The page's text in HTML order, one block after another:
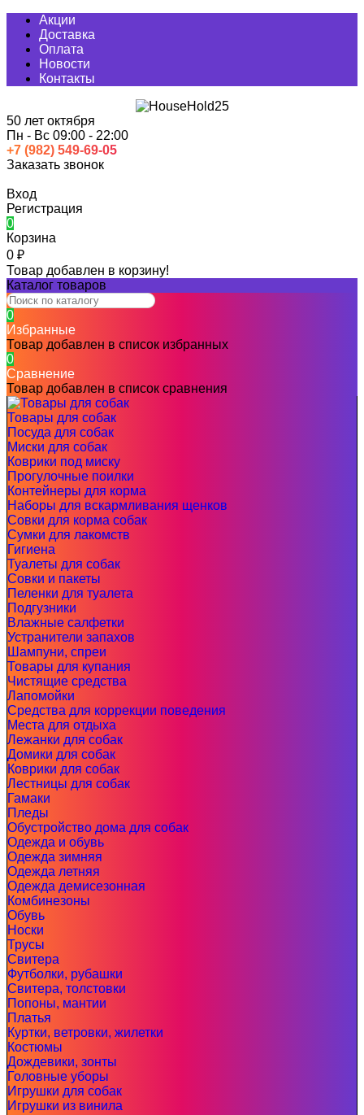
Акции
Доставка
Оплата
Новости
Контакты
50 лет октября
Пн - Вс 09:00 - 22:00
+7 (982) 549-69-05
Заказать звонок
Вход
Регистрация
0
Корзина
0 ₽
Товар добавлен в корзину!
Каталог товаров
0
Избранные
Товар добавлен в список избранных
0
Сравнение
Товар добавлен в список сравнения
Товары для собак
Посуда для собак
Миски для собак
Коврики под миску
Прогулочные поилки
Контейнеры для корма
Наборы для вскармливания щенков
Совки для корма собак
Сумки для лакомств
Гигиена
Туалеты для собак
Совки и пакеты
Пеленки для туалета
Подгузники
Влажные салфетки
Устранители запахов
Шампуни, спреи
Товары для купания
Чистящие средства
Лапомойки
Средства для коррекции поведения
Места для отдыха
Лежанки для собак
Домики для собак
Коврики для собак
Лестницы для собак
Гамаки
Пледы
Обустройство дома для собак
Одежда и обувь
Одежда зимняя
Одежда летняя
Одежда демисезонная
Комбинезоны
Обувь
Носки
Трусы
Свитера
Футболки, рубашки
Свитера, толстовки
Попоны, мантии
Платья
Куртки, ветровки, жилетки
Костюмы
Дождевики, зонты
Головные уборы
Игрушки для собак
Игрушки из винила